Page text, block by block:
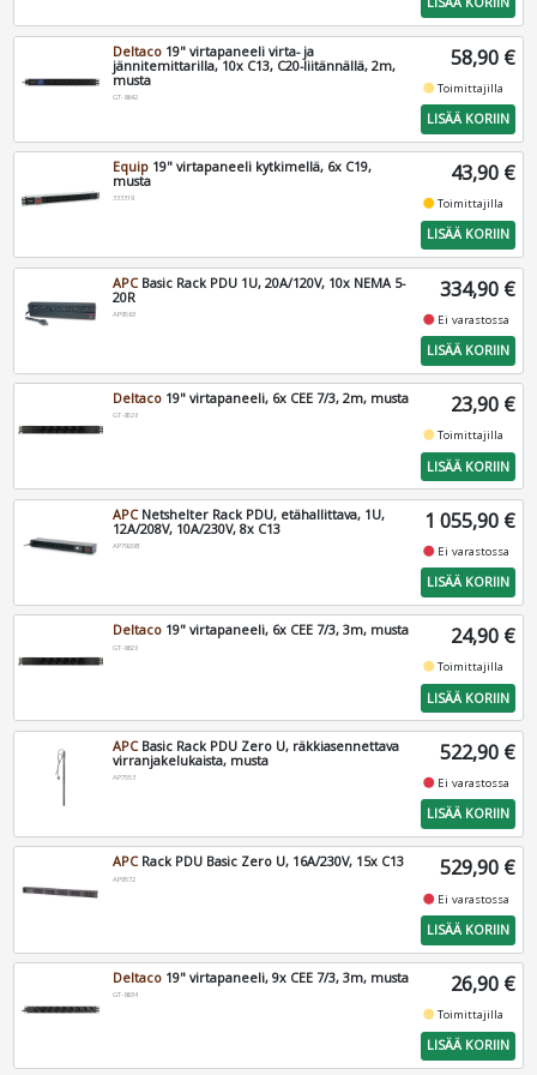
Deltaco 19" virtapaneeli virta- ja
jännitemittarilla, 10x C13, C20-liitännällä, 2m,
musta
GT-8642
58,90 €
fiber_manual_recordToimittajilla
LISÄÄ KORIIN
Equip 19" virtapaneeli kytkimellä, 6x C19,
musta
333319
43,90 €
fiber_manual_recordToimittajilla
LISÄÄ KORIIN
APCBasic Rack PDU 1U, 20A/120V, 10x NEMA 5-
20R
AP9563
334,90 €
fiber_manual_record Ei varastossa
LISÄÄ KORIIN
Deltaco 19" virtapaneeli, 6x CEE 7/3, 2m, musta
GT-8528 23,90 €
fiber_manual_recordToimittajilla
LISÄÄ KORIIN
APCNetshelter Rack PDU, etähallittava, 1U,
12A/208V, 10A/230V, 8x C13
AP7920B
1 055,90 €
fiber_manual_record Ei varastossa
LISÄÄ KORIIN
Deltaco 19" virtapaneeli, 6x CEE 7/3, 3m, musta
GT-8628 24,90 €
fiber_manual_recordToimittajilla
LISÄÄ KORIIN
APCBasic Rack PDU Zero U, räkkiasennettava
virranjakelukaista, musta
AP7553
522,90 €
fiber_manual_record Ei varastossa
LISÄÄ KORIIN
APCRack PDU Basic Zero U, 16A/230V, 15x C13
AP9572 529,90 €
fiber_manual_record Ei varastossa
LISÄÄ KORIIN
Deltaco 19" virtapaneeli, 9x CEE 7/3, 3m, musta
GT-8634 26,90 €
fiber_manual_recordToimittajilla
LISÄÄ KORIIN